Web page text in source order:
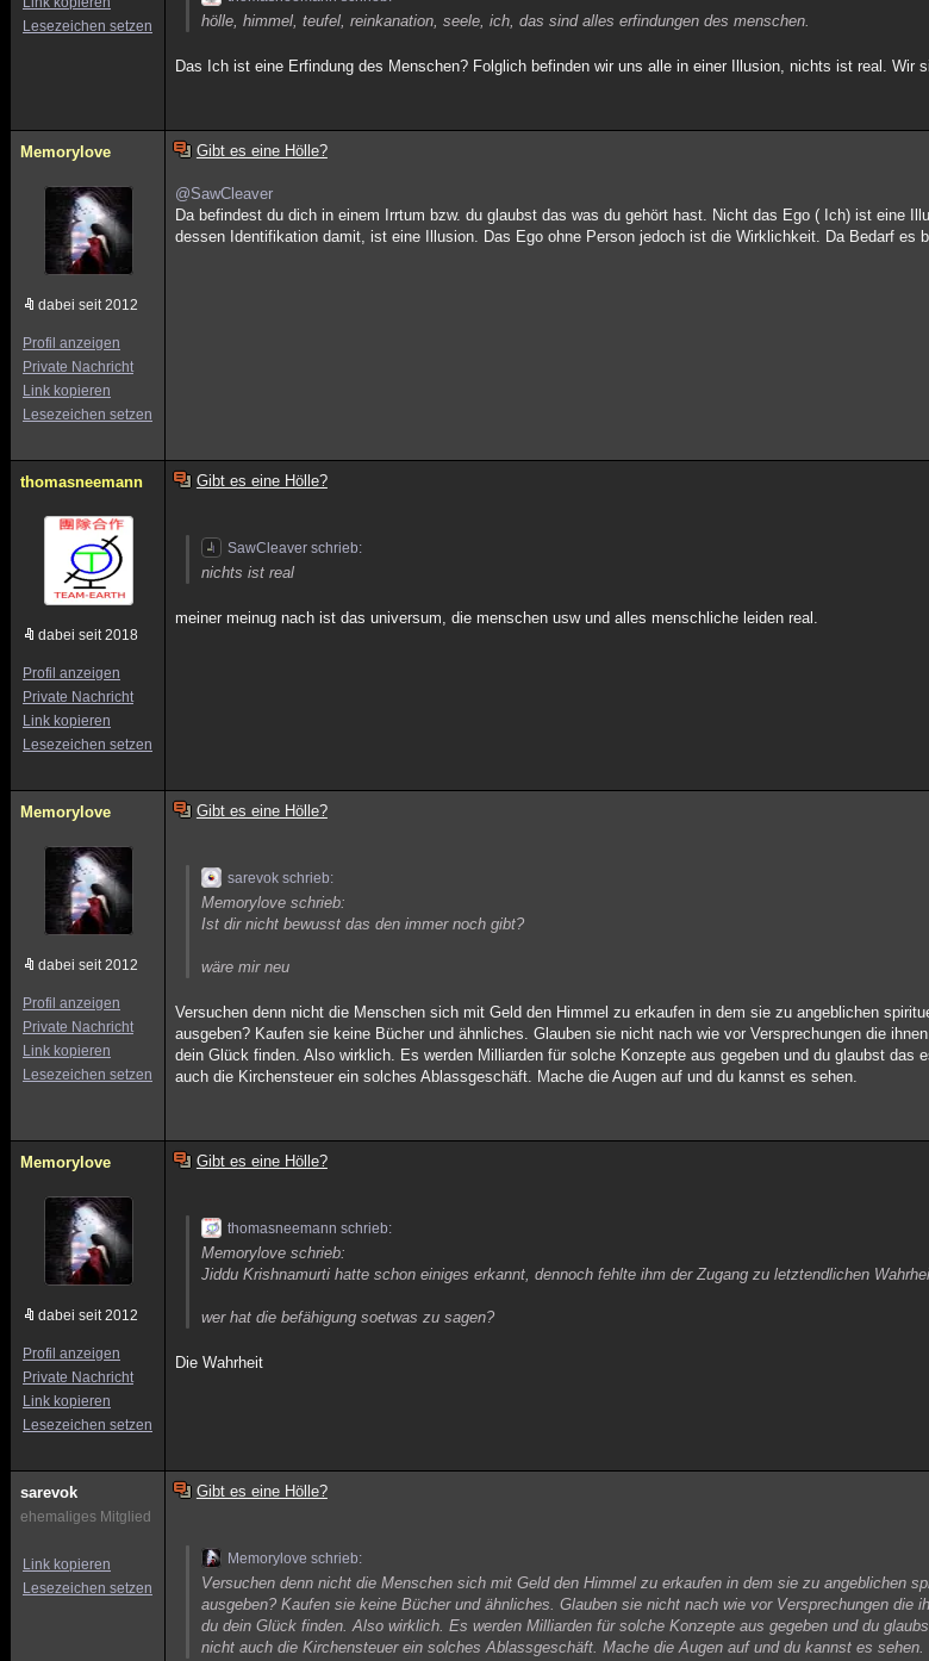
Lesezeichen setzen
hölle, himmel, teufel, reinkanation, seele, ich, das sind alles erfindungen des menschen.
Das Ich ist eine Erfindung des Menschen? Folglich befinden wir uns alle in einer Illusion, nichts ist real. Wir
Memorylove
dabei seit 2012
Profil anzeigen
Private Nachricht
Link kopieren
Lesezeichen setzen
Gibt es eine Hölle?
@SawCleaver
Da befindest du dich in einem Irrtum bzw. du glaubst das was du gehört hast. Nicht das Ego ( Ich) ist eine
dessen Identifikation damit, ist eine Illusion. Das Ego ohne Person jedoch ist die Wirklichkeit. Da Bedarf es
thomasneemann
dabei seit 2018
Profil anzeigen
Private Nachricht
Link kopieren
Lesezeichen setzen
Gibt es eine Hölle?
SawCleaver schrieb:
nichts ist real
meiner meinug nach ist das universum, die menschen usw und alles menschliche leiden real.
Memorylove
dabei seit 2012
Profil anzeigen
Private Nachricht
Link kopieren
Lesezeichen setzen
Gibt es eine Hölle?
sarevok schrieb:
Memorylove schrieb:
Ist dir nicht bewusst das den immer noch gibt?
wäre mir neu
Versuchen denn nicht die Menschen sich mit Geld den Himmel zu erkaufen in dem sie zu angeblichen
ausgeben? Kaufen sie keine Bücher und ähnliches. Glauben sie nicht nach wie vor Versprechungen die
dein Glück finden. Also wirklich. Es werden Milliarden für solche Konzepte aus gegeben und du glaubst das
auch die Kirchensteuer ein solches Ablassgeschäft. Mache die Augen auf und du kannst es sehen.
Memorylove
dabei seit 2012
Profil anzeigen
Private Nachricht
Link kopieren
Lesezeichen setzen
Gibt es eine Hölle?
thomasneemann schrieb:
Memorylove schrieb:
Jiddu Krishnamurti hatte schon einiges erkannt, dennoch fehlte ihm der Zugang zu letztendlichen
wer hat die befähigung soetwas zu sagen?
Die Wahrheit
sarevok
ehemaliges Mitglied
Link kopieren
Lesezeichen setzen
Gibt es eine Hölle?
Memorylove schrieb:
Versuchen denn nicht die Menschen sich mit Geld den Himmel zu erkaufen in dem sie zu angeblichen
ausgeben? Kaufen sie keine Bücher und ähnliches. Glauben sie nicht nach wie vor Versprechungen die
du dein Glück finden. Also wirklich. Es werden Milliarden für solche Konzepte aus gegeben und du
nicht auch die Kirchensteuer ein solches Ablassgeschäft. Mache die Augen auf und du kannst es sehen.